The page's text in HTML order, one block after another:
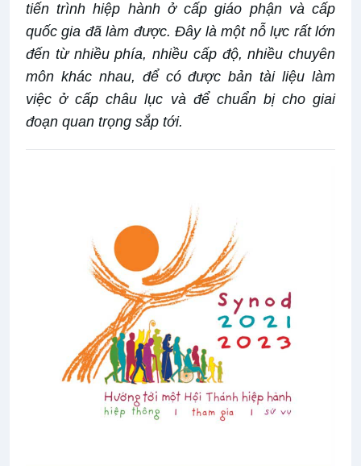
tiến trình hiệp hành ở cấp giáo phận và cấp
quốc gia đã làm được. Đây là một nỗ lực rất lớn
đến từ nhiều phía, nhiều cấp độ, nhiều chuyên
môn khác nhau, để có được bản tài liệu làm
việc ở cấp châu lục và để chuẩn bị cho giai
đoạn quan trọng sắp tới.